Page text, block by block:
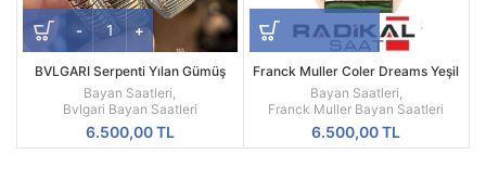
BVLGARI Serpenti Yılan Gümüş
Renk 3 Sarmal Siyah Kadran
Kadın Saati
Bayan Saatleri
Bvlgari Bayan Saatleri
6.500,00TL
Franck Muller Coler Dreams Yeşil
Kordon
Bayan Saatleri
Franck Muller Bayan Saatleri
6.500,00TL